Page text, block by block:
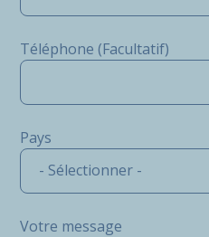
Téléphone (Facultatif)
Pays
- Sélectionner -
Votre message